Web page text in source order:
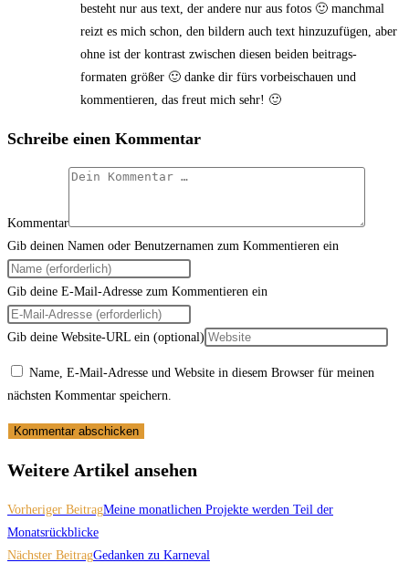
besteht nur aus text, der andere nur aus fotos 🙂 manchmal
reizt es mich schon, den bildern auch text hinzuzufügen, aber
ohne ist der kontrast zwischen diesen beiden beitrags-
formaten größer 🙂 danke dir fürs vorbeischauen und
kommentieren, das freut mich sehr! 🙂
Schreibe einen Kommentar
Kommentar
Gib deinen Namen oder Benutzernamen zum Kommentieren ein
Gib deine E-Mail-Adresse zum Kommentieren ein
Gib deine Website-URL ein (optional)
Name, E-Mail-Adresse und Website in diesem Browser für meinen
nächsten Kommentar speichern.
Weitere Artikel ansehen
Vorheriger BeitragMeine monatlichen Projekte werden Teil der
Monatsrückblicke
Nächster BeitragGedanken zu Karneval